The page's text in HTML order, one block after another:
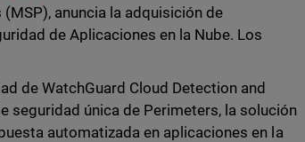
anuncia la adquisición de
de Aplicaciones en la Nube. Los
de WatchGuard Cloud Detection and
seguridad única de Perimeters, la solución
automatizada en aplicaciones en la